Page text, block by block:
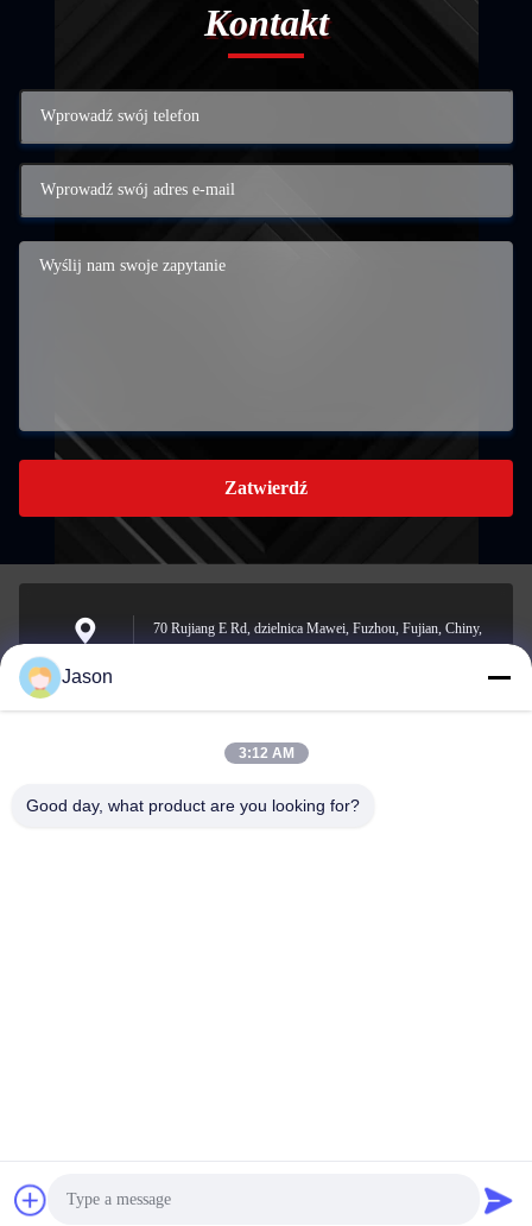
Kontakt
Zatwierdź
70 Rujiang E Rd, dzielnica Mawei, Fuzhou, Fujian, Chiny,
Wiadomość
elektroniczna
Fujian Youtong Industries Co., Ltd.
Jason
3:12 AM
Good day, what product are you looking for?